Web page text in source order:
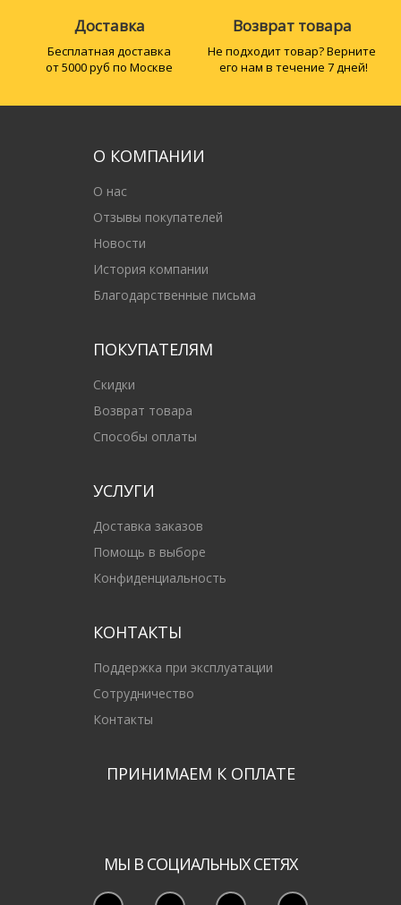
Доставка
Бесплатная доставка
от 5000 руб по Москве
Возврат товара
Не подходит товар? Верните
его нам в течение 7 дней!
О КОМПАНИИ
О нас
Отзывы покупателей
Новости
История компании
Благодарственные письма
ПОКУПАТЕЛЯМ
Скидки
Возврат товара
Способы оплаты
УСЛУГИ
Доставка заказов
Помощь в выборе
Конфиденциальность
КОНТАКТЫ
Поддержка при эксплуатации
Сотрудничество
Контакты
ПРИНИМАЕМ К ОПЛАТЕ
МЫ В СОЦИАЛЬНЫХ СЕТЯХ